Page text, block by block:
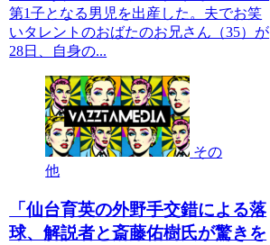
第1子となる男児を出産した。夫でお笑
いタレントのおばたのお兄さん（35）が
28日、自身の...
その
他
「仙台育英の外野手交錯による落
球、解説者と斎藤佑樹氏が驚きを